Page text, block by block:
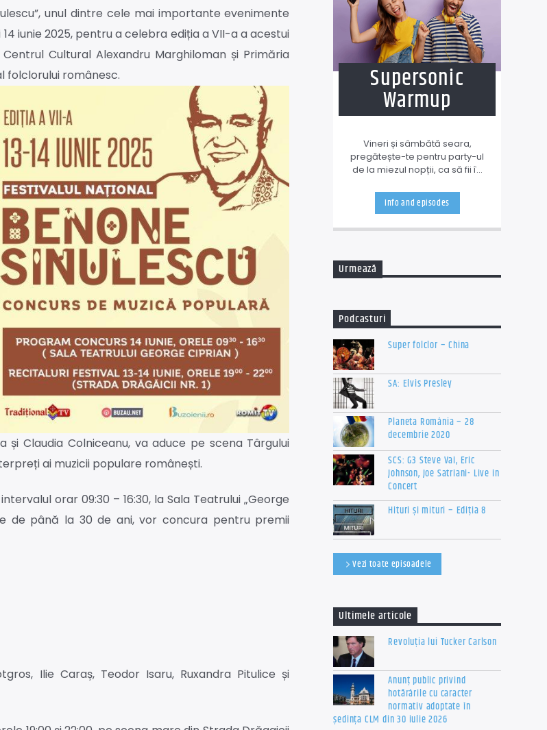
unul dintre cele mai importante evenimente
iunie 2025, pentru a celebra ediția a VII-a a acestui
Cultural Alexandru Marghiloman și Primăria
folclorului românesc.
și Claudia Colniceanu, va aduce pe scena Târgului
ai muzicii populare românești.
orar 09:30 – 16:30, la Sala Teatrului „George
de până la 30 de ani, vor concura pentru premii
Ilie Caraș, Teodor Isaru, Ruxandra Pitulice și
Supersonic
Warmup
Vineri și sâmbătă seara,
pregătește-te pentru party-ul
de la miezul nopții, ca să fii în
întindere, ceva! Pentru asta ți-
am pregătit o emisiune de
amestecată, dar bine dozată.
Info and episodes
Urmează
Podcasturi
Super folclor – China
SA: Elvis Presley
Planeta România – 28
decembrie 2020
SCS: G3 Steve Vai, Eric
Johnson, Joe Satriani- Live in
Concert
Hituri și mituri – Ediția 8
Vezi toate episoadele
Ultimele articole
Revoluția lui Tucker Carlson
Anunț public privind
hotărârile cu caracter
normativ adoptate în
ședința CLM din 30 iulie 2026